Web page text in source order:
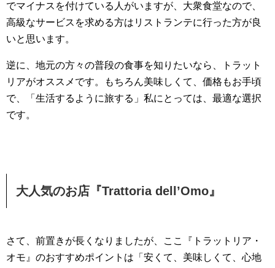
でマイナスを付けている人がいますが、大衆食堂なので、
高級なサービスを求める方はリストランテに行った方が良
いと思います。
逆に、地元の方々の普段の食事を知りたいなら、トラット
リアがオススメです。もちろん美味しくて、価格もお手頃
で、「生活するように旅する」私にとっては、最適な選択
です。
大人気のお店『Trattoria dell’Omo』
さて、前置きが長くなりましたが、ここ『トラットリア・
オモ』のおすすめポイントは「安くて、美味しくて、心地